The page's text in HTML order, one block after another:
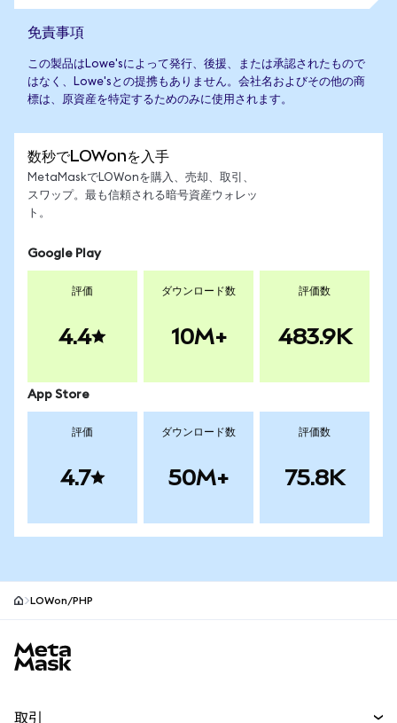
免責事項
この製品はLowe'sによって発行、後援、または承認されたもので
はなく、Lowe'sとの提携もありません。会社名およびその他の商
標は、原資産を特定するためのみに使用されます。
数秒でLOWonを入手
MetaMaskでLOWonを購入、売却、取引、
スワップ。最も信頼される暗号資産ウォレッ
ト。
Google Play
評価
4.4
ダウンロード数
10M+
評価数
483.9K
App Store
評価
4.7
ダウンロード数
50M+
評価数
75.8K
LOWon/PHP
取引